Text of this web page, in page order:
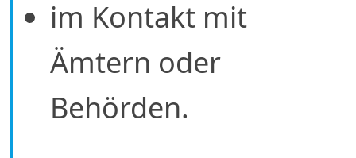
im Kontakt mit
Ämtern oder
Behörden.